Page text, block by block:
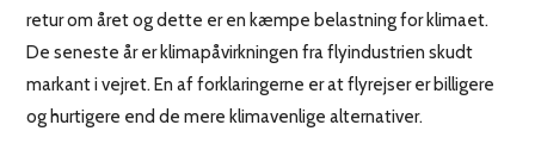
retur om året og dette er en kæmpe belastning for klimaet.
De seneste år er klimapåvirkningen fra flyindustrien skudt
markant i vejret. En af forklaringerne er at flyrejser er billigere
og hurtigere end de mere klimavenlige alternativer.